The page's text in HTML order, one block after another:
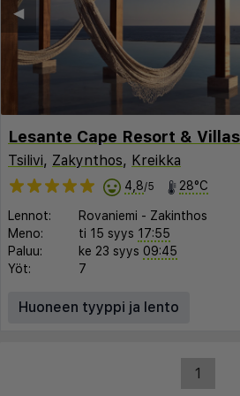
◀︎
Lesante Cape Resort & Villas
Tsilivi, Zakynthos, Kreikka
4,8/5 28°C
Lennot: Rovaniemi - Zakinthos
Meno:
ti 15 syys 17:55
Paluu:
ke 23 syys 09:45
Yöt:
7
Huoneen tyyppi ja lento
1